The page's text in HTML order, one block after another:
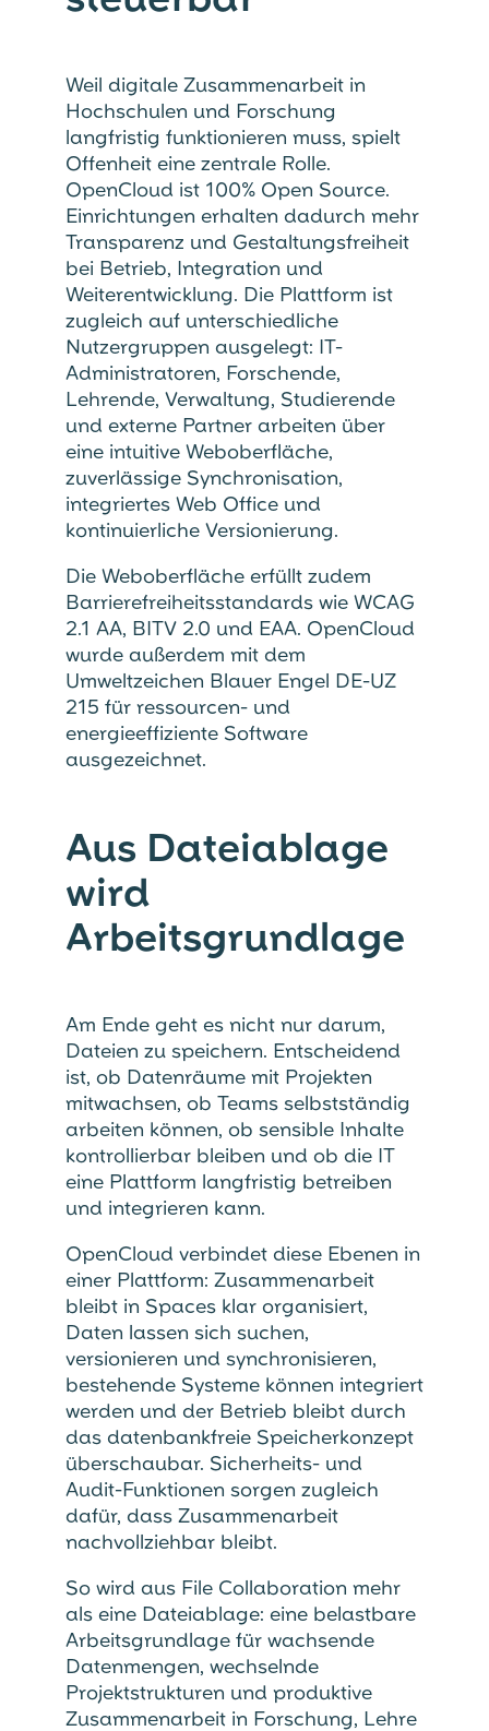
Weil digitale Zusammenarbeit in
Hochschulen und Forschung
langfristig funktionieren muss, spielt
Offenheit eine zentrale Rolle.
OpenCloud ist 100% Open Source.
Einrichtungen erhalten dadurch mehr
Transparenz und Gestaltungsfreiheit
bei Betrieb, Integration und
Weiterentwicklung. Die Plattform ist
zugleich auf unterschiedliche
Nutzergruppen ausgelegt: IT-
Administratoren, Forschende,
Lehrende, Verwaltung, Studierende
und externe Partner arbeiten über
eine intuitive Weboberfläche,
zuverlässige Synchronisation,
integriertes Web Office und
kontinuierliche Versionierung.
Die Weboberfläche erfüllt zudem
Barrierefreiheitsstandards wie WCAG
2.1 AA, BITV 2.0 und EAA. OpenCloud
wurde außerdem mit dem
Umweltzeichen Blauer Engel DE-UZ
215 für ressourcen- und
energieeffiziente Software
ausgezeichnet.
Aus Dateiablage
wird
Arbeitsgrundlage
Am Ende geht es nicht nur darum,
Dateien zu speichern. Entscheidend
ist, ob Datenräume mit Projekten
mitwachsen, ob Teams selbstständig
arbeiten können, ob sensible Inhalte
kontrollierbar bleiben und ob die IT
eine Plattform langfristig betreiben
und integrieren kann.
OpenCloud verbindet diese Ebenen in
einer Plattform: Zusammenarbeit
bleibt in Spaces klar organisiert,
Daten lassen sich suchen,
versionieren und synchronisieren,
bestehende Systeme können integriert
werden und der Betrieb bleibt durch
das datenbankfreie Speicherkonzept
überschaubar. Sicherheits- und
Audit-Funktionen sorgen zugleich
dafür, dass Zusammenarbeit
nachvollziehbar bleibt.
So wird aus File Collaboration mehr
als eine Dateiablage: eine belastbare
Arbeitsgrundlage für wachsende
Datenmengen, wechselnde
Projektstrukturen und produktive
Zusammenarbeit in Forschung, Lehre